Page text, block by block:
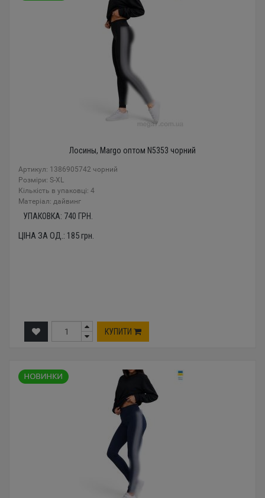
Лосины, Margo оптом N5353 чорний
Артикул: 1386905742 чорний
Розміри: S-XL
Кількість в упаковці: 4
Mатеріал: дайвинг
УПАКОВКА: 740 ГРН.
ЦІНА ЗА ОД.: 185грн.
КУПИТИ